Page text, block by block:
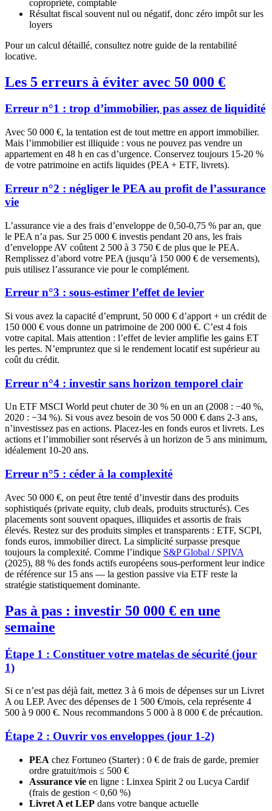
copropriété, comptable
Résultat fiscal souvent nul ou négatif, donc zéro impôt sur les
loyers
Pour un calcul détaillé, consultez notre guide de la rentabilité
locative.
Les 5 erreurs à éviter avec 50 000 €
Erreur n°1 : trop d’immobilier, pas assez de liquidité
Avec 50 000 €, la tentation est de tout mettre en apport immobilier.
Mais l’immobilier est illiquide : vous ne pouvez pas vendre un
appartement en 48 h en cas d’urgence. Conservez toujours 15-20 %
de votre patrimoine en actifs liquides (PEA + ETF, livrets).
Erreur n°2 : négliger le PEA au profit de l’assurance
vie
L’assurance vie a des frais d’enveloppe de 0,50-0,75 % par an, que
le PEA n’a pas. Sur 25 000 € investis pendant 20 ans, les frais
d’enveloppe AV coûtent 2 500 à 3 750 € de plus que le PEA.
Remplissez d’abord votre PEA (jusqu’à 150 000 € de versements),
puis utilisez l’assurance vie pour le complément.
Erreur n°3 : sous-estimer l’effet de levier
Si vous avez la capacité d’emprunt, 50 000 € d’apport + un crédit de
150 000 € vous donne un patrimoine de 200 000 €. C’est 4 fois
votre capital. Mais attention : l’effet de levier amplifie les gains ET
les pertes. N’empruntez que si le rendement locatif est supérieur au
coût du crédit.
Erreur n°4 : investir sans horizon temporel clair
Un ETF MSCI World peut chuter de 30 % en un an (2008 : −40 %,
2020 : −34 %). Si vous avez besoin de vos 50 000 € dans 2-3 ans,
n’investissez pas en actions. Placez-les en fonds euros et livrets. Les
actions et l’immobilier sont réservés à un horizon de 5 ans minimum,
idéalement 10-20 ans.
Erreur n°5 : céder à la complexité
Avec 50 000 €, on peut être tenté d’investir dans des produits
sophistiqués (private equity, club deals, produits structurés). Ces
placements sont souvent opaques, illiquides et assortis de frais
élevés. Restez sur des produits simples et transparents : ETF, SCPI,
fonds euros, immobilier direct. La simplicité surpasse presque
toujours la complexité. Comme l’indique S&P Global / SPIVA
(2025), 88 % des fonds actifs européens sous-performent leur indice
de référence sur 15 ans — la gestion passive via ETF reste la
stratégie statistiquement dominante.
Pas à pas : investir 50 000 € en une
semaine
Étape 1 : Constituer votre matelas de sécurité (jour
1)
Si ce n’est pas déjà fait, mettez 3 à 6 mois de dépenses sur un Livret
A ou LEP. Avec des dépenses de 1 500 €/mois, cela représente 4
500 à 9 000 €. Nous recommandons 5 000 à 8 000 € de précaution.
Étape 2 : Ouvrir vos enveloppes (jour 1-2)
PEA chez Fortuneo (Starter) : 0 € de frais de garde, premier
ordre gratuit/mois ≤ 500 €
Assurance vie en ligne : Linxea Spirit 2 ou Lucya Cardif
(frais de gestion < 0,60 %)
Livret A et LEP dans votre banque actuelle